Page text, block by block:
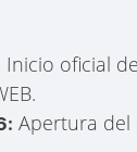
Inicio oficial
Apertura del